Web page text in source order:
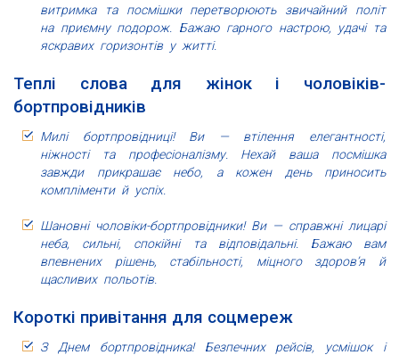
витримка та посмішки перетворюють звичайний політ
на приємну подорож. Бажаю гарного настрою, удачі та
яскравих горизонтів у житті.
Теплі слова для жінок і чоловіків-
бортпровідників
Милі бортпровідниці! Ви — втілення елегантності,
ніжності та професіоналізму. Нехай ваша посмішка
завжди прикрашає небо, а кожен день приносить
компліменти й успіх.
Шановні чоловіки-бортпровідники! Ви — справжні лицарі
неба, сильні, спокійні та відповідальні. Бажаю вам
впевнених рішень, стабільності, міцного здоров’я й
щасливих польотів.
Короткі привітання для соцмереж
З Днем бортпровідника! Безпечних рейсів, усмішок і